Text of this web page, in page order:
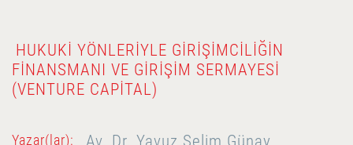
HUKUKI YÖNLERIYLE GIRIŞIMCILIĞIN
FINANSMANI VE GIRIŞIM SERMAYESI
(VENTURE CAPITAL)
Yazar(lar): Av. Dr. Yavuz Selim Günay